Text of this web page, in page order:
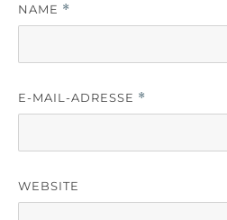
NAME *
E-MAIL-ADRESSE *
WEBSITE